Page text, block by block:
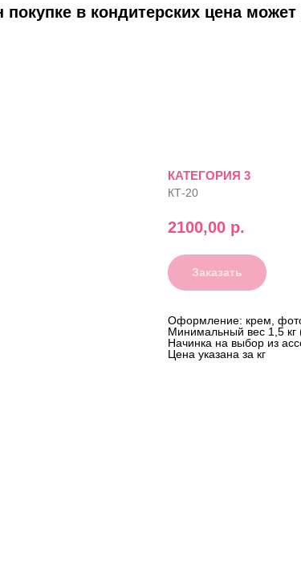
в кондитерских цена может
КАТЕГОРИЯ 3
КТ-20
2100,00 р.
Заказать
Оформление: крем,
Минимальный вес 1,5 кг
Начинка на выбор из
Цена указана за кг